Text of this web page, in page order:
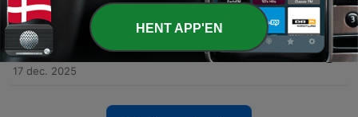
23 dec. 2025
5 - Episode 5 - "En retfærdig omstilling" - Gæst: Marie
Huntley Andersen
17 dec. 2025
HENT APP'EN